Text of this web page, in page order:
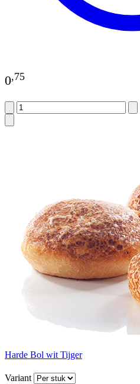
0,75
Harde Bol wit Tijger
Variant